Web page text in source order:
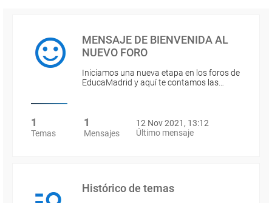
MENSAJE DE BIENVENIDA AL
NUEVO FORO
Iniciamos una nueva etapa en los foros de
EducaMadrid y aquí te contamos las…
1
Temas
1
Mensajes
12 Nov 2021, 13:12
Último mensaje
Histórico de temas